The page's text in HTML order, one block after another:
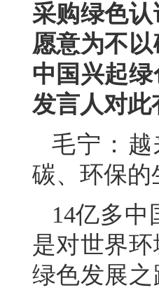
采购绿色
愿意为不
中国兴起
发言人对此
毛宁：
碳、环保的
14亿多
是对世界
绿色发展